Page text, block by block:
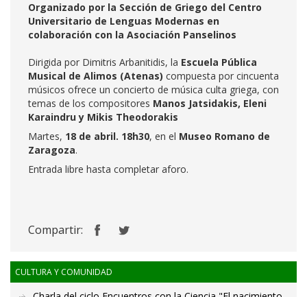
Organizado por la Sección de Griego del Centro
Universitario de Lenguas Modernas en
colaboración con la Asociación Panselinos
Dirigida por Dimitris Arbanitidis, la Escuela Pública
Musical de Alimos (Atenas) compuesta por cincuenta
músicos ofrece un concierto de música culta griega, con
temas de los compositores Manos Jatsidakis, Eleni
Karaindru y Mikis Theodorakis
Martes, 18 de abril. 18h30, en el Museo Romano de
Zaragoza.
Entrada libre hasta completar aforo.
Compartir:
CULTURA Y COMUNIDAD